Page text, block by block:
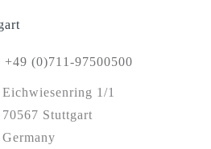
+49 (0)711-97500500
Eichwiesenring 1/1
70567 Stuttgart
Germany